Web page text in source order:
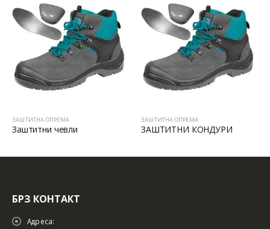
ЗАШТИТНА ОПРЕМА
Заштитни чевли
ЗАШТИТНА ОПРЕМА
ЗАШТИТНИ КОНДУРИ
БРЗ КОНТАКТ
Адреса: